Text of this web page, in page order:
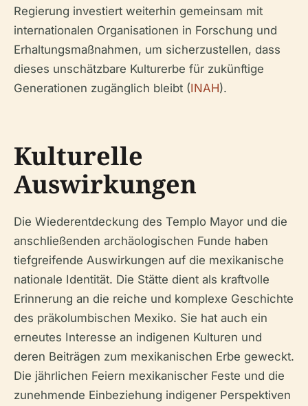
Regierung investiert weiterhin gemeinsam mit
internationalen Organisationen in Forschung und
Erhaltungsmaßnahmen, um sicherzustellen, dass
dieses unschätzbare Kulturerbe für zukünftige
Generationen zugänglich bleibt (INAH).
Kulturelle
Auswirkungen
Die Wiederentdeckung des Templo Mayor und die
anschließenden archäologischen Funde haben
tiefgreifende Auswirkungen auf die mexikanische
nationale Identität. Die Stätte dient als kraftvolle
Erinnerung an die reiche und komplexe Geschichte
des präkolumbischen Mexiko. Sie hat auch ein
erneutes Interesse an indigenen Kulturen und
deren Beiträgen zum mexikanischen Erbe geweckt.
Die jährlichen Feiern mexikanischer Feste und die
zunehmende Einbeziehung indigener Perspektiven